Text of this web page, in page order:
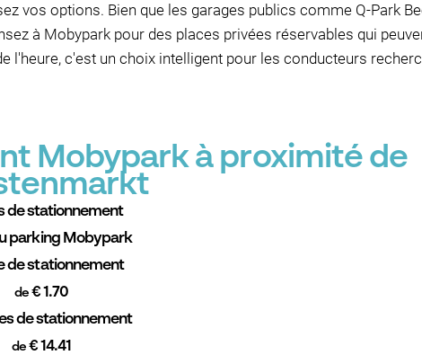
vos options. Bien que les garages publics comme Q-Park
à Mobypark pour des places privées réservables qui
l'heure, c'est un choix intelligent pour les conducteurs
Mobypark à proximité de
de stationnement
parking Mobypark
de stationnement
de€ 1.70
de stationnement
de€ 14.41